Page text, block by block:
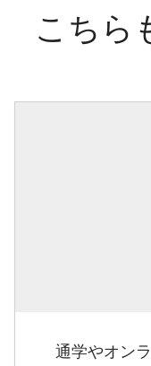
こちら
通学やオン